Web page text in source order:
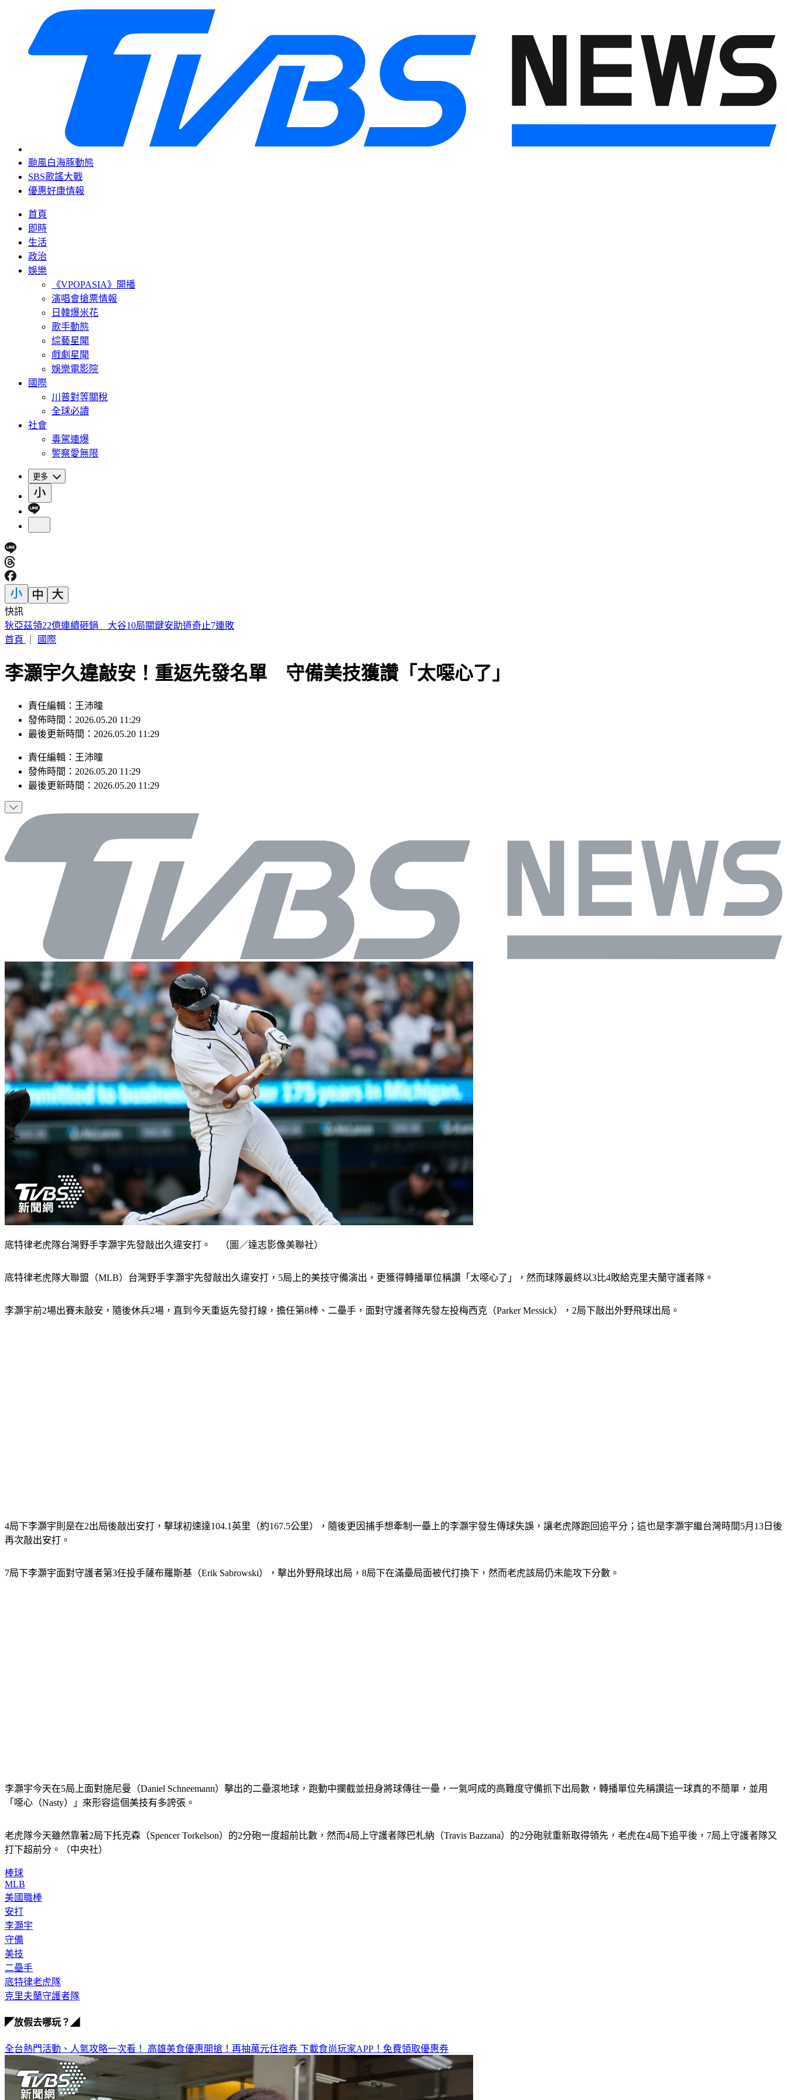
颱風白海豚動態
SBS歌謠大戰
優惠好康情報
首頁
即時
生活
政治
娛樂
《VPOPASIA》開播
演唱會搶票情報
日韓爆米花
歌手動態
綜藝星聞
戲劇星聞
娛樂電影院
國際
川普對等關稅
全球必讀
社會
毒駕連爆
警察愛無限
更多
快訊
SBS歌謠大戰／ALLDAY PROJECT回歸 EVAN單飛首登場
首頁
國際
李灝宇久違敲安！重返先發名單 守備美技獲讚「太噁心了」
責任編輯：王沛曈
發佈時間：2026.05.20 11:29
最後更新時間：2026.05.20 11:29
責任編輯 ： 王沛曈
發佈時間： 2026.05.20 11:29
最後更新時間： 2026.05.20 11:29
底特律老虎隊台灣野手李灝宇先發敲出久違安打。 （圖／達志影像美聯社）
底特律老虎隊大聯盟（MLB）台灣野手李灝宇先發敲出久違安打，5局上的美技守備演出，更獲得轉播單位稱讚「太噁心了」，然而球隊最終以3比4敗給克里夫蘭守護者隊。
李灝宇前2場出賽未敲安，隨後休兵2場，直到今天重返先發打線，擔任第8棒、二壘手，面對守護者隊先發左投梅西克（Parker Messick），2局下敲出外野飛球出局。
4局下李灝宇則是在2出局後敲出安打，擊球初速達104.1英里（約167.5公里），隨後更因捕手想牽制一壘上的李灝宇發生傳球失誤，讓老虎隊跑回追平分；這也是李灝宇繼台灣時間5月13日後
再次敲出安打。
7局下李灝宇面對守護者第3任投手薩布羅斯基（Erik Sabrowski），擊出外野飛球出局，8局下在滿壘局面被代打換下，然而老虎該局仍未能攻下分數。
李灝宇今天在5局上面對施尼曼（Daniel Schneemann）擊出的二壘滾地球，跑動中攔截並扭身將球傳往一壘，一氣呵成的高難度守備抓下出局數，轉播單位先稱讚這一球真的不簡單，並用
「噁心（Nasty）」來形容這個美技有多誇張。
老虎隊今天雖然靠著2局下托克森（Spencer Torkelson）的2分砲一度超前比數，然而4局上守護者隊巴札納（Travis Bazzana）的2分砲就重新取得領先，老虎在4局下追平後，7局上守護者隊又
打下超前分。（中央社）
棒球
MLB
美國職棒
安打
李灝宇
守備
美技
二壘手
底特律老虎隊
克里夫蘭守護者隊
◤放假去哪玩？◢
全台熱門活動、人氣攻略一次看！ 高雄美食優惠開搶！再抽萬元住宿券 下載食尚玩家APP！免費領取優惠券